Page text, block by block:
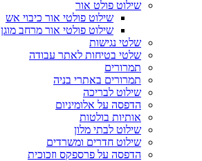
שילוט פולט אור
שילוט פולטי אור כיבוי אש
שילוט פולטי אור מרחב מוגן
שלטי נגישות
שלטי בטיחות לאתר עבודה
תמרורים
תמרורים באתרי בניה
שילוט לבריכה
הדפסה על אלומיניום
אותיות בולטות
שילוט לבתי מלון
שילוט חדרים ומשרדים
הדפסה על פרספקס וזכוכית